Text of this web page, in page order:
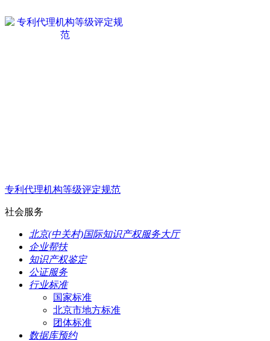
专利代理机构等级评定规范
社会服务
北京(中关村)国际知识产权服务大厅
企业帮扶
知识产权鉴定
公证服务
行业标准
国家标准
北京市地方标准
团体标准
数据库预约